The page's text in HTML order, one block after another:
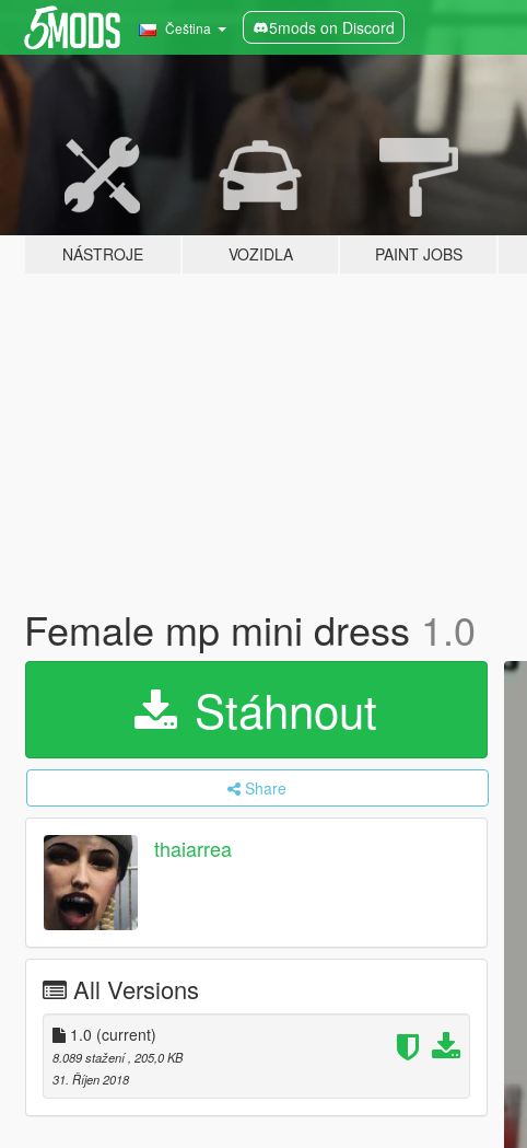
Čeština 5mods on Discord
NÁSTROJE VOZIDLA PAINT JOBS
Female mp mini dress 1.0
Stáhnout
Share
thaiarrea
All Versions
1.0 (current)
8.089 stažení , 205,0 KB
31. Říjen 2018